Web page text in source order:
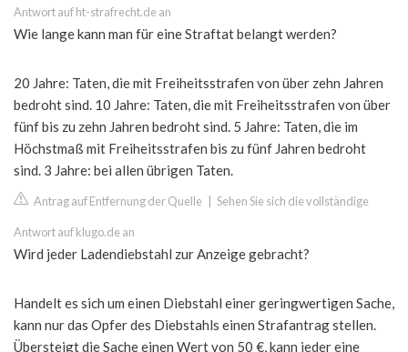
Antwort auf ht-strafrecht.de an
Wie lange kann man für eine Straftat belangt werden?
20 Jahre: Taten, die mit Freiheitsstrafen von über zehn Jahren
bedroht sind. 10 Jahre: Taten, die mit Freiheitsstrafen von über
fünf bis zu zehn Jahren bedroht sind. 5 Jahre: Taten, die im
Höchstmaß mit Freiheitsstrafen bis zu fünf Jahren bedroht
sind. 3 Jahre: bei allen übrigen Taten.
Antrag auf Entfernung der Quelle Sehen Sie sich die vollständige
Antwort auf klugo.de an
Wird jeder Ladendiebstahl zur Anzeige gebracht?
Handelt es sich um einen Diebstahl einer geringwertigen Sache,
kann nur das Opfer des Diebstahls einen Strafantrag stellen.
Übersteigt die Sache einen Wert von 50 €, kann jeder eine